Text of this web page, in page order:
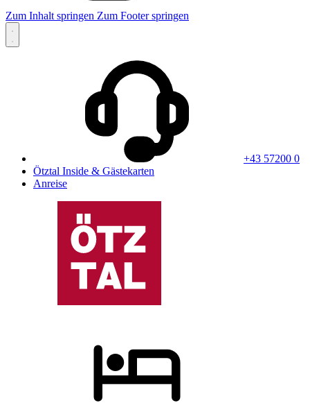
Zum Inhalt springen Zum Footer springen
+43 57200 0
Ötztal Inside & Gästekarten
Anreise